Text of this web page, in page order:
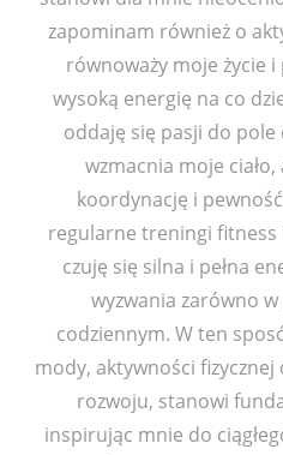
zapominam również o
równoważy moje życie
wysoką energię na co
oddaję się pasji do
wzmacnia moje
koordynację i
regularne treningi fitness
czuję się silna i pełna
wyzwania zarówno
codziennym. W ten
mody, aktywności fizycznej
rozwoju, stanowi
inspirując mnie do